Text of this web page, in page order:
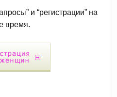
и “регистрации” на
время.